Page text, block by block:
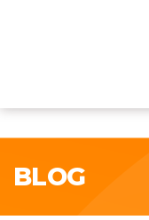
BLOG